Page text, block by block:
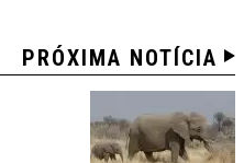
PRÓXIMA NOTÍCIA